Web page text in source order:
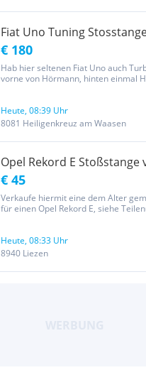
Fiat Uno Tuning
€ 180
Hab hier seltenen Fiat Uno auch
vorne von Hörmann, hinten einmal
müsste auch...
Heute, 08:39 Uhr
8081 Heiligenkreuz am Waasen
Opel Rekord E Stoßstange
€ 45
Verkaufe hiermit eine dem Alter
für einen Opel Rekord E, siehe
Heute, 08:33 Uhr
8940 Liezen